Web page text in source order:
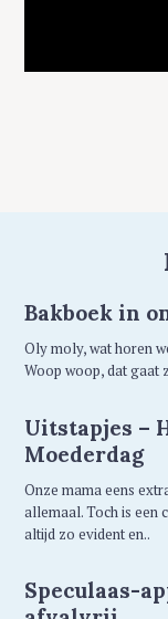
Bakboek in
Oly moly, wat horen
Woop woop, dat gaat
Uitstapjes –
Moederdag
Onze mama eens
allemaal. Toch is een
altijd zo evident en..
Speculaas-